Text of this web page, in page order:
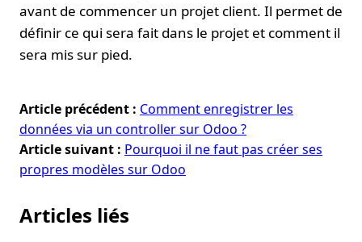
avant de commencer un projet client. Il permet de
définir ce qui sera fait dans le projet et comment il
sera mis sur pied.
Article précédent : Comment enregistrer les
données via un controller sur Odoo ?
Article suivant : Pourquoi il ne faut pas créer ses
propres modèles sur Odoo
Articles liés